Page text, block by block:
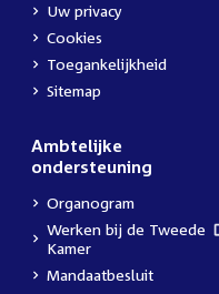
Uw privacy
Cookies
Toegankelijkheid
Sitemap
Ambtelijke
ondersteuning
Organogram
External
link:
Werken bij de Tweede
Kamer
Mandaatbesluit